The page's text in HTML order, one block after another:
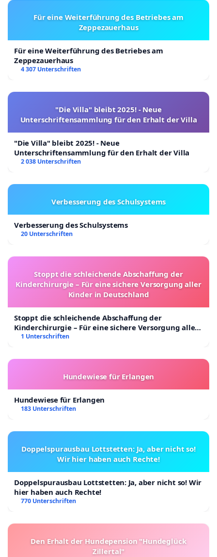
Für eine Weiterführung des Betriebes am
Zeppezauerhaus
Für eine Weiterführung des Betriebes am
Zeppezauerhaus
4 307 Unterschriften
"Die Villa" bleibt 2025! - Neue
Unterschriftensammlung für den Erhalt der Villa
"Die Villa" bleibt 2025! - Neue
Unterschriftensammlung für den Erhalt der Villa
2 038 Unterschriften
Verbesserung des Schulsystems
Verbesserung des Schulsystems
20 Unterschriften
Stoppt die schleichende Abschaffung der
Kinderchirurgie – Für eine sichere Versorgung aller
Kinder in Deutschland
Stoppt die schleichende Abschaffung der
Kinderchirurgie – Für eine sichere Versorgung aller
Kinder in Deutschland
1 Unterschriften
Hundewiese für Erlangen
Hundewiese für Erlangen
183 Unterschriften
Doppelspurausbau Lottstetten: Ja, aber nicht so!
Wir hier haben auch Rechte!
Doppelspurausbau Lottstetten: Ja, aber nicht so! Wir
hier haben auch Rechte!
770 Unterschriften
Den Erhalt der Hundepension "Hundeglück
Zillertal"